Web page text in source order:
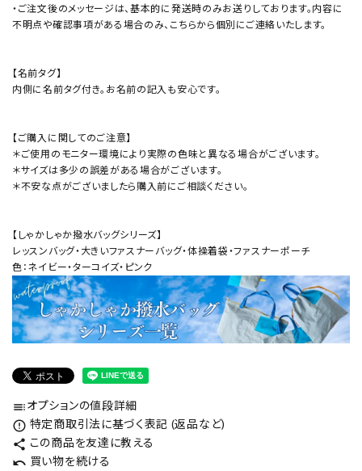
・ご注文後のメッセージは、基本的に発送時のみお送りしております。内容に
不明点や確認事項がある場合のみ、こちらから個別にご連絡いたします。
【名前タグ】
内側に名前タグ付き。お名前の記入も安心です。
【ご購入に関してのご注意】
＊ご使用のモニター環境により実際の色味と異なる場合がございます。
＊サイズは多少の誤差がある場合がございます。
＊不安な点がございましたら購入前にご相談ください。
【しゃかしゃか撥水バッグシリーズ】
レッスンバッグ・大きいファスナーバッグ・体操着袋・ファスナーポーチ
色：ネイビー・ターコイズ・ピンク
tocオプションの値段詳細
error_outline 特定商取引法に基づく表記 (返品など)
share この商品を友達に教える
undo 買い物を続ける